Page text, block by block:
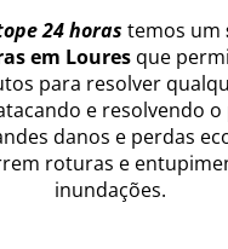
24 horas temos um
em Loures que
para resolver
e resolvendo
danos e perdas
roturas e
inundações.